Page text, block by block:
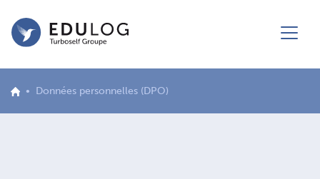
Données personnelles (DPO)